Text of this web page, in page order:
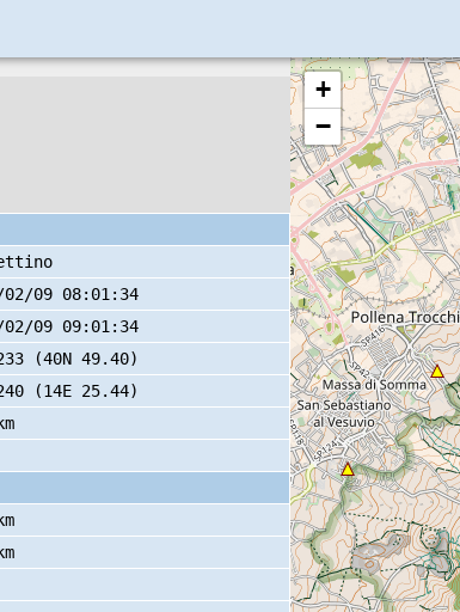
02/09 08:01:34
02/09 09:01:34
(40N 49.40)
(14E 25.44)
+
−